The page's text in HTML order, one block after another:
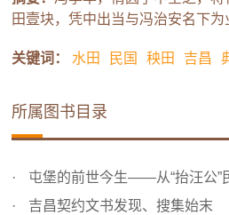
田壹块，凭中出当与冯治安名下为
关键词： 水田 民国 秧田 吉昌
所属图书目录
屯堡的前世今生——从“抬汪公”民
吉昌契约文书发现、搜集始末